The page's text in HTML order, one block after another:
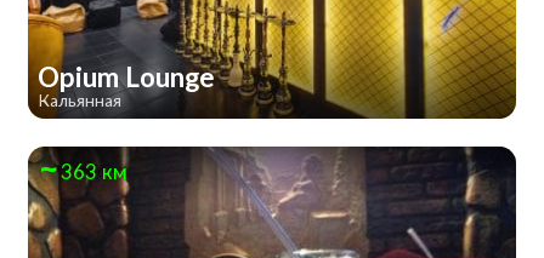
Opium Lounge
Кальянная
363 км